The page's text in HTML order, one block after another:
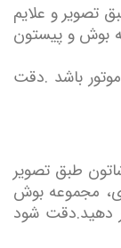
تصویر و علایم
بوش و پیستون
باشد .دقت
طبق تصویر
مجموعه بوش
دهید.دقت شود